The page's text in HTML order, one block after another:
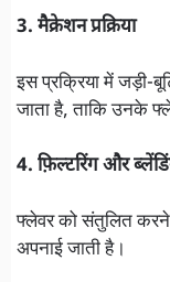
3. मैक्रेशन प्रक्रिया
इस प्रक्रिया में जड़ी-
जाता है, ताकि उनके
4. फ़िल्टरिंग और
फ्लेवर को संतुलित करने
अपनाई जाती है।